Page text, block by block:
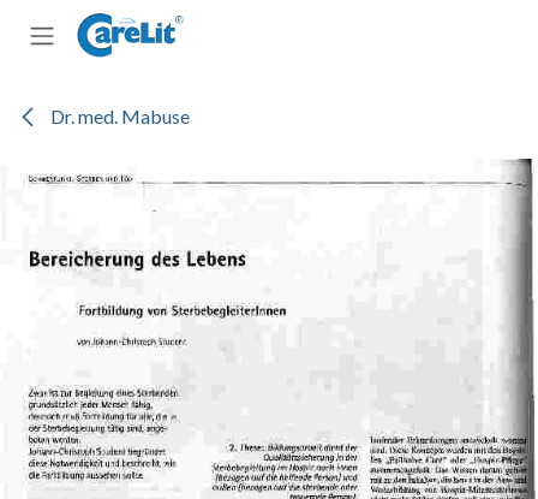
Zum Inhalt springen
Dr. med. Mabuse